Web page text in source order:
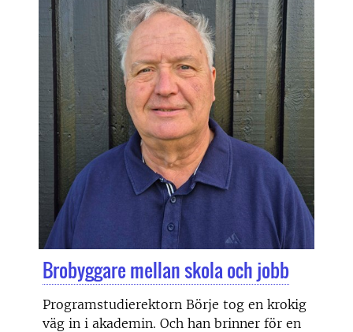
Brobyggare mellan skola och jobb
Programstudierektorn Börje tog en krokig
väg in i akademin. Och han brinner för en